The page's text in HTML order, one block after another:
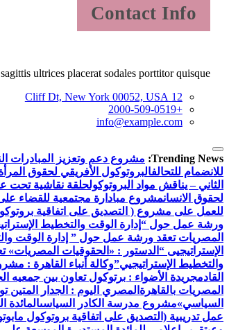
Contact Info
ultrices placerat sodales porttitor quisque.
12 Cliff Dt, New York 00052, USA
+2000-509-0519
info@example.com
Trending News: مشروع دعم وتعزيز المبادرات
للانضمام للتحالفالبروتوكول الأفريقي لحقوق
الثاني – يناقش مواد البروتوكولحلقة نقاشية تحت
لحقوق الانسانمشروع مبادارة مجتمعية للقضاء على
للعمل على مشروع ( التصديق على اتفاقية
ورشة عمل حول “إدارة الوقت والتخطيط
المصريات تعقد ورشة عمل حول ” إدارة الوقت
الإستراتيجيى “ الدستور : «الحقوقيات المصريات»
والتخطيط الإستراتيجيي”وكالة أنباء القاهرة :
القادمجريدة الأضواء : برتوكول تعاون بين جمعيه
المصريات بالقاهرة المصري اليوم : الجدار
السياسي»مشروع مدرسة الكادر السياسى
عمل تدريبية (التصديق على اتفاقية بروتوكول